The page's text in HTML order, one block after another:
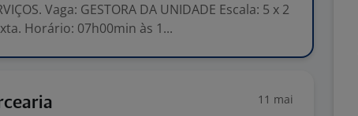
Vaga: GESTORA DA UNIDADE Escala: 5 x 2
Horário: 07h00min às 1...
11 mai